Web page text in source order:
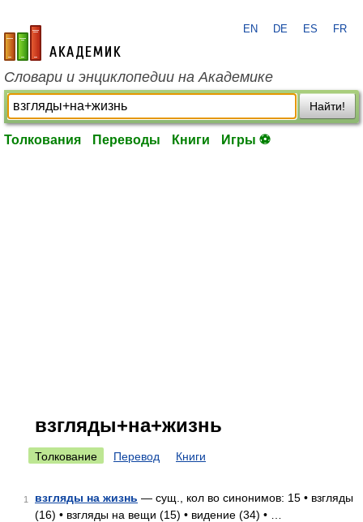
academic.ru
EN DE ES FR
Словари и энциклопедии на Академике
Найти!
Толкования Переводы Книги Игры ⚽
взгляды+на+жизнь
Толкование Перевод Книги
1 взгляды на жизнь — сущ., кол во синонимов: 15 • взгляды
(16) • взгляды на вещи (15) • видение (34) • …